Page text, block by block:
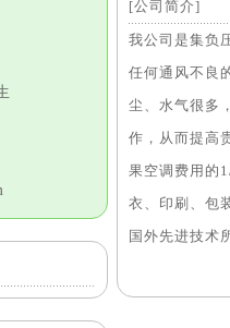
生
[公司简介]
我公司是集负
任何通风不良
尘、水气很多
作，从而提高
果空调费用的
衣、印刷、包
国外先进技术